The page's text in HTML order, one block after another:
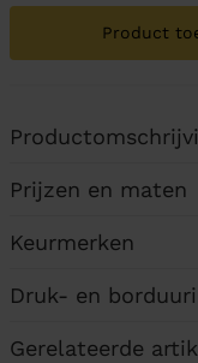
Product
Prijzen en maten
Keurmerken
Druk- en
Gerelateerde